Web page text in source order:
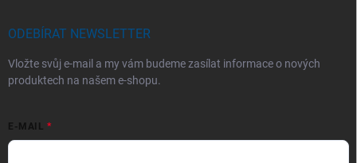
ODEBÍRAT NEWSLETTER
Vložte svůj e-mail a my vám budeme zasílat informace o nových
produktech na našem e-shopu.
E-MAIL